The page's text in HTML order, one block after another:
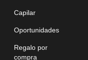
Capilar
Oportunidades
Regalo por
compra